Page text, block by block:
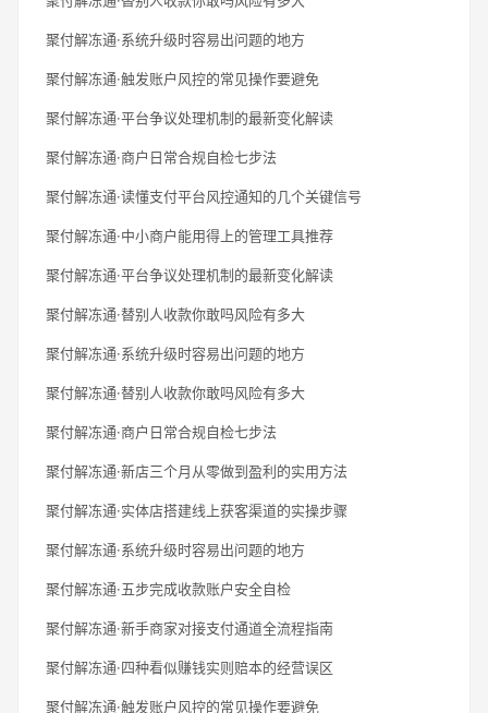
聚付解冻通·系统升级时容易出问题的地方
聚付解冻通·触发账户风控的常见操作要避免
聚付解冻通·平台争议处理机制的最新变化解读
聚付解冻通·商户日常合规自检七步法
聚付解冻通·读懂支付平台风控通知的几个关键信号
聚付解冻通·中小商户能用得上的管理工具推荐
聚付解冻通·平台争议处理机制的最新变化解读
聚付解冻通·替别人收款你敢吗风险有多大
聚付解冻通·系统升级时容易出问题的地方
聚付解冻通·替别人收款你敢吗风险有多大
聚付解冻通·商户日常合规自检七步法
聚付解冻通·新店三个月从零做到盈利的实用方法
聚付解冻通·实体店搭建线上获客渠道的实操步骤
聚付解冻通·系统升级时容易出问题的地方
聚付解冻通·五步完成收款账户安全自检
聚付解冻通·新手商家对接支付通道全流程指南
聚付解冻通·四种看似赚钱实则赔本的经营误区
聚付解冻通·触发账户风控的常见操作要避免